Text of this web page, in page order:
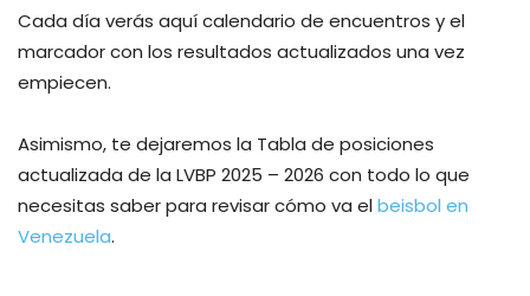
Cada día verás aquí calendario de encuentros y el
marcador con los resultados actualizados una vez
empiecen.
Asimismo, te dejaremos la Tabla de posiciones
actualizada de la LVBP 2025 – 2026 con todo lo que
necesitas saber para revisar cómo va elbeisbol en
Venezuela.